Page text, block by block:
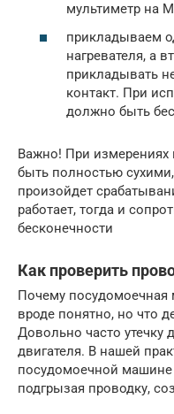
мультиметр на
прикладываем
нагревателя, а
прикладывать
контакт. При
должно быть
Важно! При измерениях
быть полностью
произойдет
работает, тогда и
бесконечности
Как проверить
Почему посудомоечная
вроде понятно, но что
Довольно часто утечку
двигателя. В нашей
посудомоечной
подгрызая проводку,